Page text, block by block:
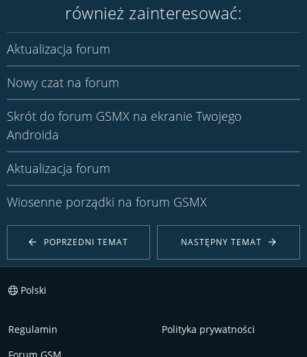
również zainteresować:
Aktualizacja forum
Nowy czat na forum
Skrót do forum GSMX na ekranie Twojego
Androida
Aktualizacja forum
Wiosenne porządki na forum GSMX
POPRZEDNI TEMAT NASTĘPNY TEMAT
Polski
Regulamin
Polityka prywatności